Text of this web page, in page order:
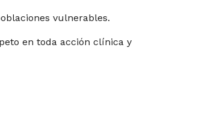
vulnerables.
en toda acción clínica y